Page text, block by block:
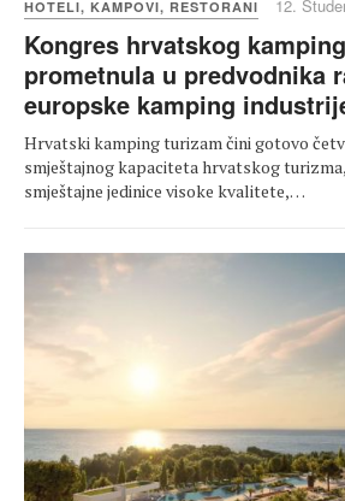
HOTELI, KAMPOVI, RESTORANI 12.
Kongres hrvatskog
prometnula u predvodnika
europske kamping
Hrvatski kamping turizam čini gotovo
smještajnog kapaciteta hrvatskog
smještajne jedinice visoke kvalitete,…